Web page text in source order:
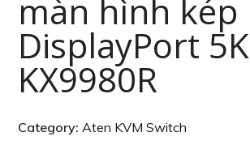
màn hình kép
DisplayPort 5K
KX9980R
Category:Aten KVM Switch